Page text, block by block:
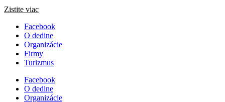
Zistite viac
Facebook
O dedine
Organizácie
Firmy
Turizmus
Facebook
O dedine
Organizácie